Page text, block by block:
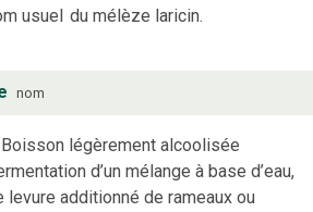
usuel du mélèze laricin.
nom
Boisson légèrement alcoolisée
d’un mélange à base d’eau,
levure additionné de rameaux ou